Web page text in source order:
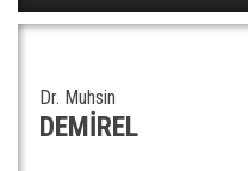
Dr. Muhsin
DEMİREL